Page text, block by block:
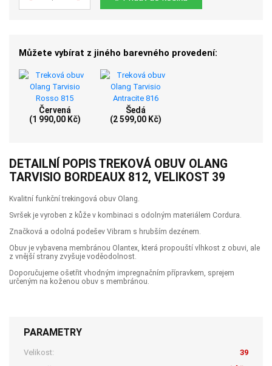
Můžete vybírat z jiného barevného provedení:
Červená
(1 990,00 Kč)
Šedá
(2 599,00 Kč)
DETAILNÍ POPIS TREKOVÁ OBUV OLANG
TARVISIO BORDEAUX 812, VELIKOST 39
Kvalitní funkční trekingová obuv Olang.
Svršek je vyroben z kůže v kombinaci s odolným materiálem Cordura.
Značková a odolná podešev Vibram s hrubším dezénem.
Obuv je vybavena membránou Olantex, která propouští vlhkost z obuvi, ale
z vnější strany zvyšuje voděodolnost.
Doporučujeme ošetřit vhodným impregnačním přípravkem, sprejem
určeným na koženou obuv s membránou.
PARAMETRY
Velikost:
39